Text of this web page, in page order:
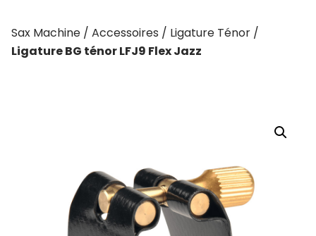
Sax Machine / Accessoires / Ligature Ténor /
Ligature BG ténor LFJ9 Flex Jazz